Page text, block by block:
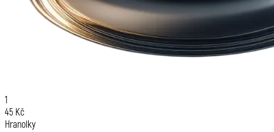
1
45 Kč
Hranolky